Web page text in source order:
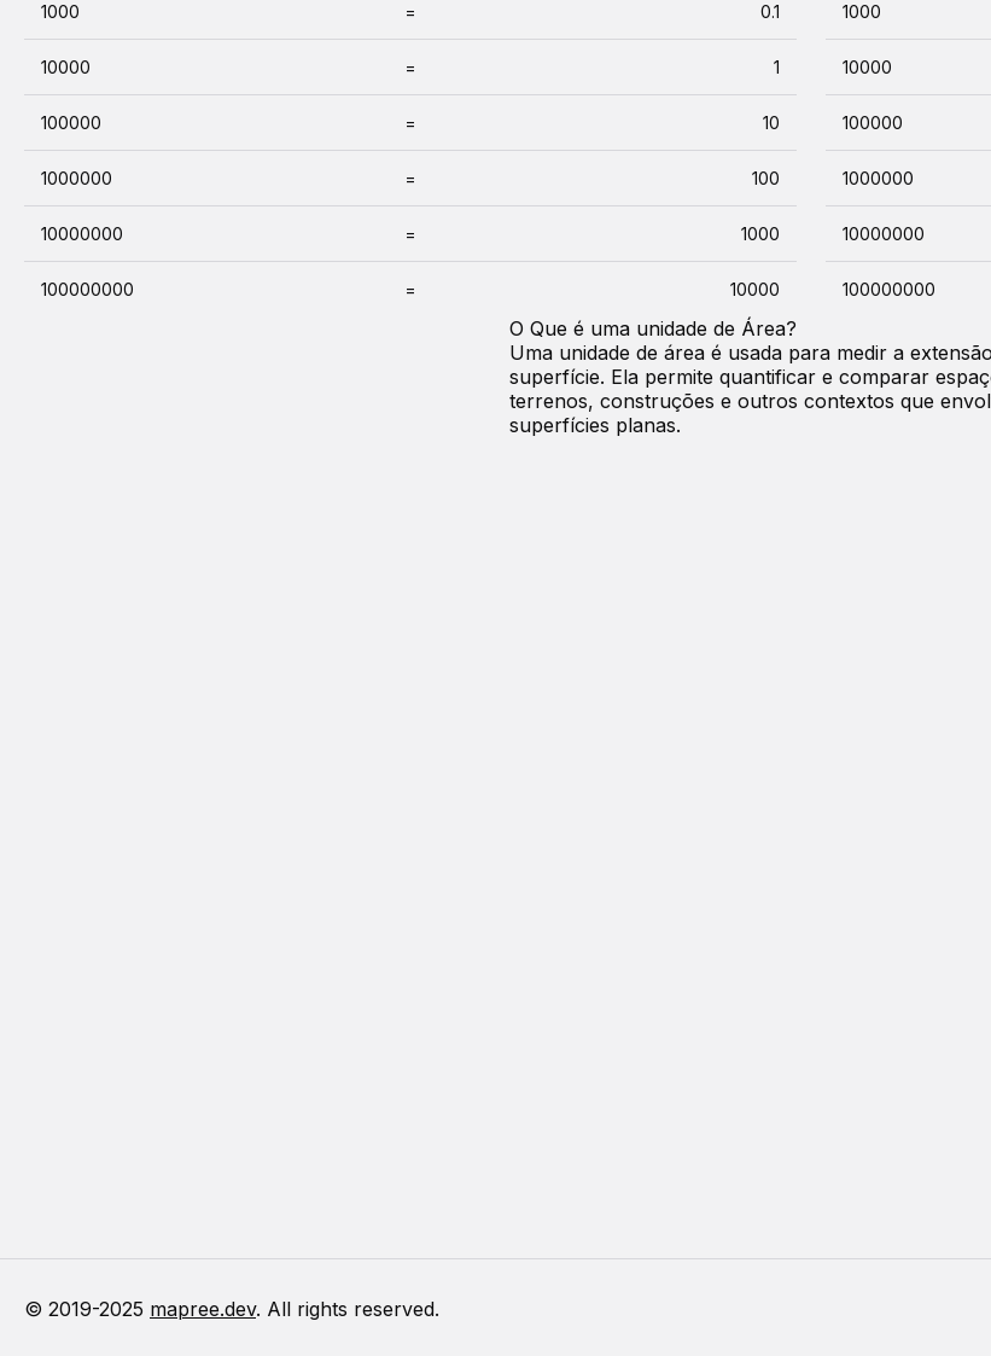
1000 = 0.1
10000 = 1
100000 = 10
1000000 = 100
10000000 = 1000
100000000 = 10000
1000
10000
100000
1000000
10000000
100000000
O Que é uma unidade de Área?
Uma unidade de área é usada para medir a
superfície. Ela permite quantificar e comparar
terrenos, construções e outros contextos que
superfícies planas.
© 2019-2025 mapree.dev. All rights reserved.